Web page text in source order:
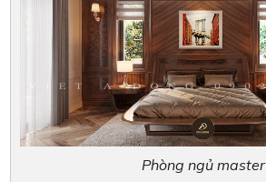
Phòng ngủ master